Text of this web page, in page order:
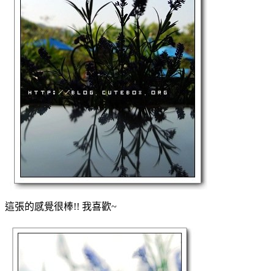
這張的感覺很棒!! 我喜歡~